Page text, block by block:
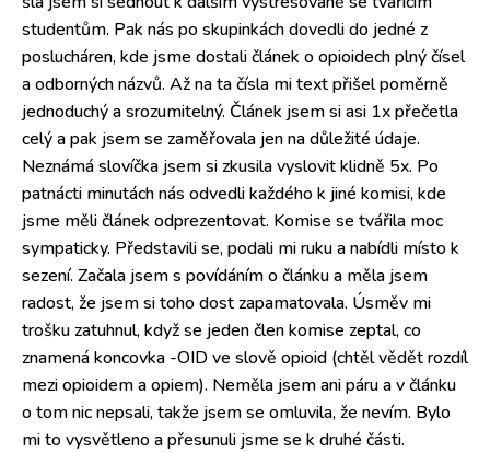
studentům. Pak nás po skupinkách dovedli do jedné z
poslucháren, kde jsme dostali článek o opioidech plný čísel
a odborných názvů. Až na ta čísla mi text přišel poměrně
jednoduchý a srozumitelný. Článek jsem si asi 1x přečetla
celý a pak jsem se zaměřovala jen na důležité údaje.
Neznámá slovíčka jsem si zkusila vyslovit klidně 5x. Po
patnácti minutách nás odvedli každého k jiné komisi, kde
jsme měli článek odprezentovat. Komise se tvářila moc
sympaticky. Představili se, podali mi ruku a nabídli místo k
sezení. Začala jsem s povídáním o článku a měla jsem
radost, že jsem si toho dost zapamatovala. Úsměv mi
trošku zatuhnul, když se jeden člen komise zeptal, co
znamená koncovka -OID ve slově opioid (chtěl vědět rozdíl
mezi opioidem a opiem). Neměla jsem ani páru a v článku
o tom nic nepsali, takže jsem se omluvila, že nevím. Bylo
mi to vysvětleno a přesunuli jsme se k druhé části.